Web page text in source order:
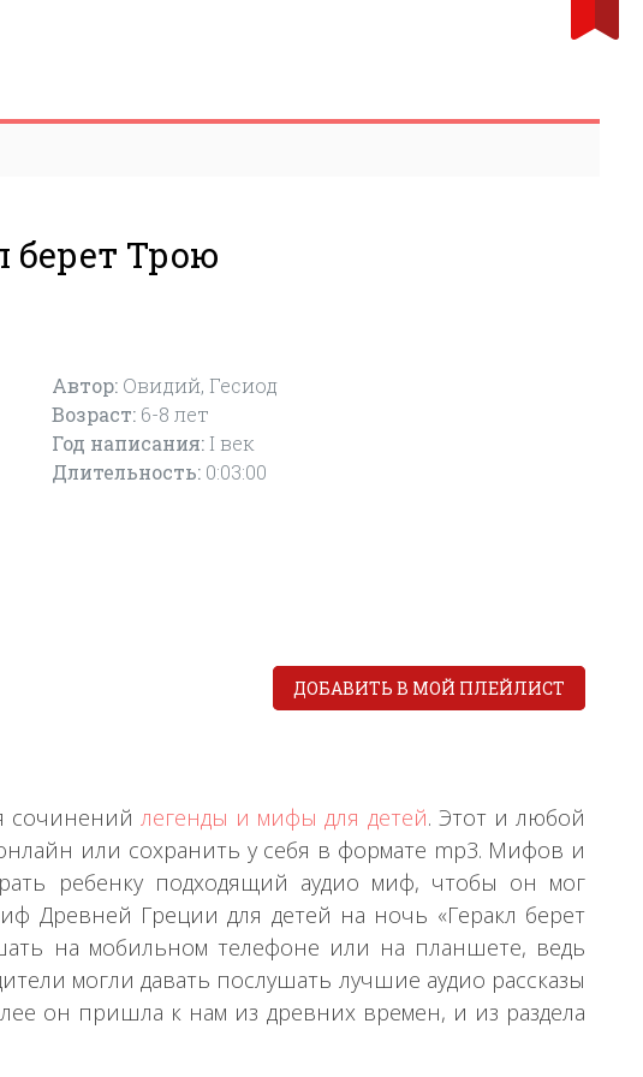
берет Трою
Автор: Овидий, Гесиод
Возраст: 6-8 лет
Год написания: I век
Длительность: 0:03:00
ДОБАВИТЬ В МОЙ ПЛЕЙЛИСТ
сочиненийлегенды и мифы для детей. Этот и любой
или сохранить у себя в формате mp3. Мифов и
ребенку подходящий аудио миф, чтобы он мог
Древней Греции для детей на ночь «Геракл берет
на мобильном телефоне или на планшете, ведь
могли давать послушать лучшие аудио рассказы
он пришла к нам из древних времен, и из раздела